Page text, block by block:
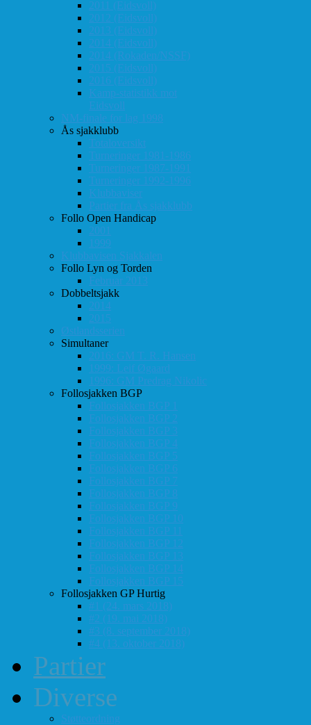
2011 (Eidsvoll)
2012 (Eidsvoll)
2013 (Eidsvoll)
2014 (Eidsvoll)
2014 (Rokaden/NSSF)
2015 (Eidsvoll)
2016 (Eidsvoll)
Kamp-statistikk mot
Eidsvoll
NM-finale for lag 1998
Ås sjakklubb
Totaloversikt
Turneringer 1981-1986
Turneringer 1987-1991
Turneringer 1992-1996
Klubbaviser
Partier fra Ås sjakklubb
Follo Open Handicap
2001
1999
Klubbavisen Sjakkalen
Follo Lyn og Torden
Februar 2013
Dobbeltsjakk
2014
2015
Østlandsserien
Simultaner
2016: GM T. R. Hansen
1999: Leif Øgaard
1996: GM Predrag Nikolic
Follosjakken BGP
Follosjakken BGP 1
Follosjakken BGP 2
Follosjakken BGP 3
Follosjakken BGP 4
Follosjakken BGP 5
Follosjakken BGP 6
Follosjakken BGP 7
Follosjakken BGP 8
Follosjakken BGP 9
Follosjakken BGP 10
Follosjakken BGP 11
Follosjakken BGP 12
Follosjakken BGP 13
Follosjakken BGP 14
Follosjakken BGP 15
Follosjakken GP Hurtig
#1 (24. mars 2018)
#2 (19. mai 2018)
#3 (8. september 2018)
#4 (13. oktober 2018)
Partier
Diverse
Støtteordning